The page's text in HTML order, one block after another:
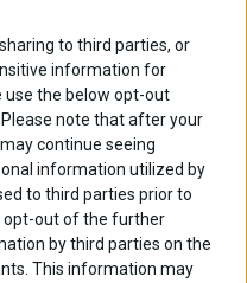
to third parties, or
information for
use the below opt-out
note that after your
continue seeing
information utilized by
to third parties prior to
opt-out of the further
by third parties on the
This information may
επέστρεψαν